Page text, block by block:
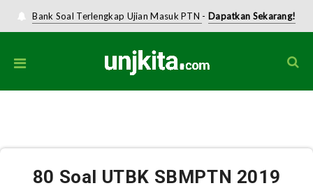
Bank Soal Terlengkap Ujian Masuk PTN - Dapatkan Sekarang!
80 Soal UTBK SBMPTN 2019